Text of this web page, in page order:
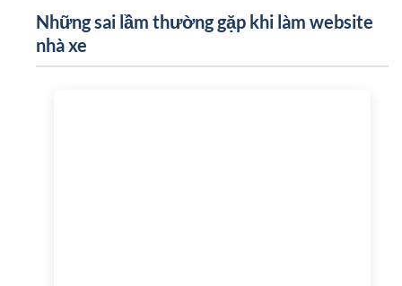
Những sai lầm thường gặp khi làm website
nhà xe